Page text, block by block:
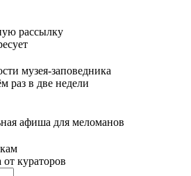
рассылку
музея-заповедника
раз в две недели
афиша для меломанов
кураторов